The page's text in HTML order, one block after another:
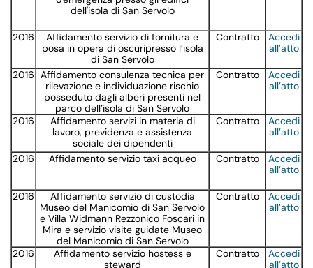
dell'isola di San Servolo
2016
Affidamento servizio di fornitura e
posa in opera di oscuripresso l’isola
di San Servolo
Contratto
Accedi
all’atto
2016 Affidamento consulenza tecnica per
rilevazione e individuazione rischio
posseduto dagli alberi presenti nel
parco dell’isola di San Servolo
Contratto
Accedi
all’atto
2016
Affidamento servizi in materia di
lavoro, previdenza e assistenza
sociale dei dipendenti
Contratto
Accedi
all’atto
2016 Affidamento servizio taxi acqueo Contratto
Accedi
all’atto
2016
Affidamento servizio di custodia
Museo del Manicomio di San Servolo
e Villa Widmann Rezzonico Foscari in
Mira e servizio visite guidate Museo
del Manicomio di San Servolo
Contratto
Accedi
all’atto
2016
Affidamento servizio hostess e
steward
Contratto
Accedi
all’atto